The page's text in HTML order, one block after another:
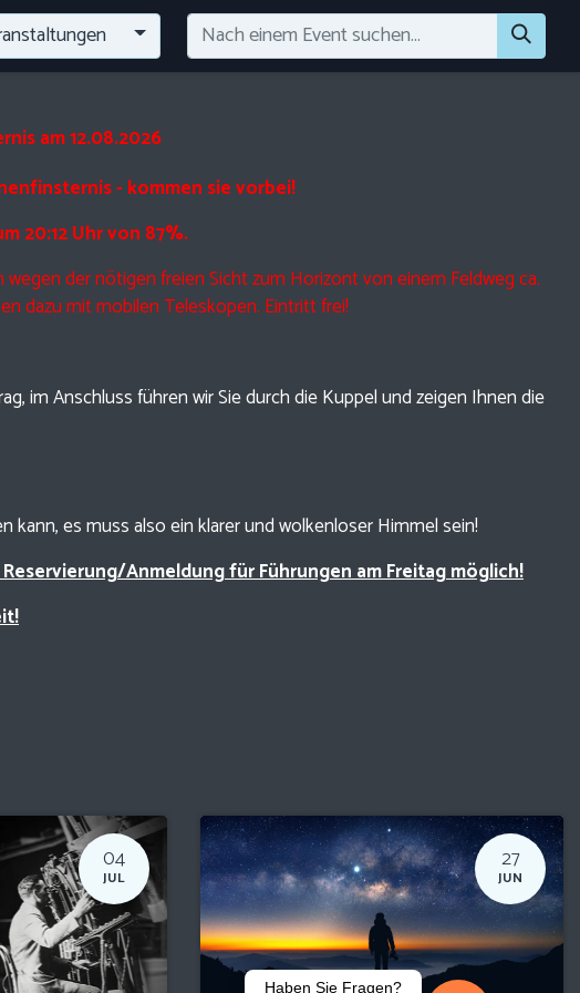
am 12.08.2026
- kommen sie vorbei!
20:12 Uhr von 87%.
der nötigen freien Sicht zum Horizont von einem Feldweg ca.
dazu mit mobilen Teleskopen. Eintritt frei!
im Anschluss führen wir Sie durch die Kuppel und zeigen Ihnen die
es muss also ein klarer und wolkenloser Himmel sein!
Anmeldung für Führungen am Freitag möglich!
04
JUL
27
JUN
Haben Sie Fragen?